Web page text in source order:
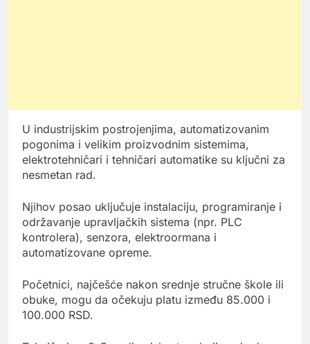
U industrijskim postrojenjima, automatizovanim
pogonima i velikim proizvodnim sistemima,
elektrotehničari i tehničari automatike su ključni za
nesmetan rad.
Njihov posao uključuje instalaciju, programiranje i
održavanje upravljačkih sistema (npr. PLC
kontrolera), senzora, elektroormana i
automatizovane opreme.
Početnici, najčešće nakon srednje stručne škole ili
obuke, mogu da očekuju platu između 85.000 i
100.000 RSD.